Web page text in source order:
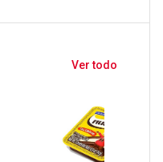
Ver todo